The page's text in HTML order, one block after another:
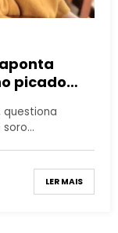
picado
questiona
soro…
LER MAIS